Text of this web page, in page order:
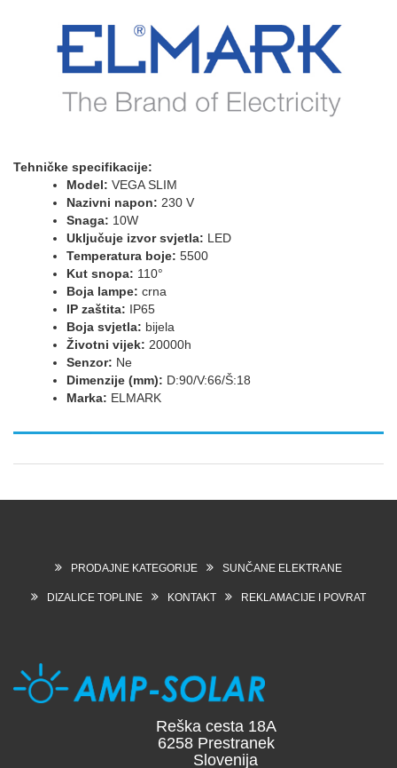
Tehničke specifikacije:
Model: VEGA SLIM
Nazivni napon: 230 V
Snaga: 10W
Uključuje izvor svjetla: LED
Temperatura boje: 5500
Kut snopa: 110°
Boja lampe: crna
IP zaštita: IP65
Boja svjetla: bijela
Životni vijek: 20000h
Senzor: Ne
Dimenzije (mm): D:90/V:66/Š:18
Marka: ELMARK
PRODAJNE KATEGORIJE SUNČANE ELEKTRANE
DIZALICE TOPLINE KONTAKT REKLAMACIJE I POVRAT
Reška cesta 18A
6258 Prestranek
Slovenija